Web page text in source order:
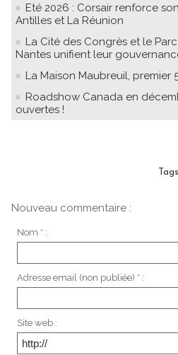
Eté 2026 : Corsair renforce
Antilles et La Réunion
La Cité des Congrès et le
Nantes unifient leur
La Maison Maubreuil, premier
Roadshow Canada en
ouvertes !
Tags
Nouveau commentaire :
Nom * :
Adresse email (non publiée) * :
Site web :